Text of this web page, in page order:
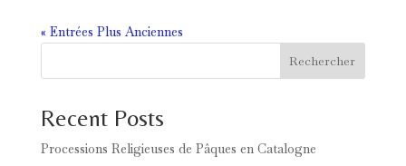
« Entrées Plus Anciennes
Rechercher
Recent Posts
Processions Religieuses de Pâques en Catalogne